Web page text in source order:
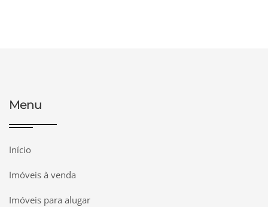
Menu
Início
Imóveis à venda
Imóveis para alugar